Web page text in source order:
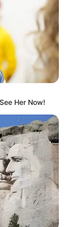
todo
Com as
velhos
Her Now!